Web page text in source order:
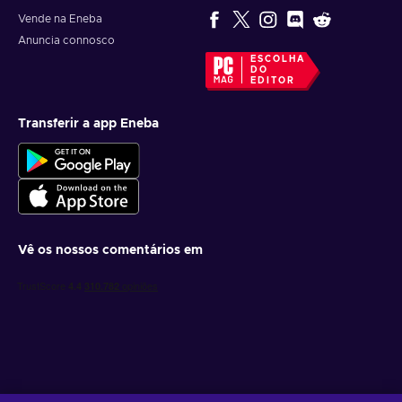
Introduz o código do teu gift card Binance;
Clica emResgatar
Vende na Eneba
Anuncia connosco
ESCOLHA
DO
EDITOR
Transferir a app Eneba
Vê os nossos comentários em